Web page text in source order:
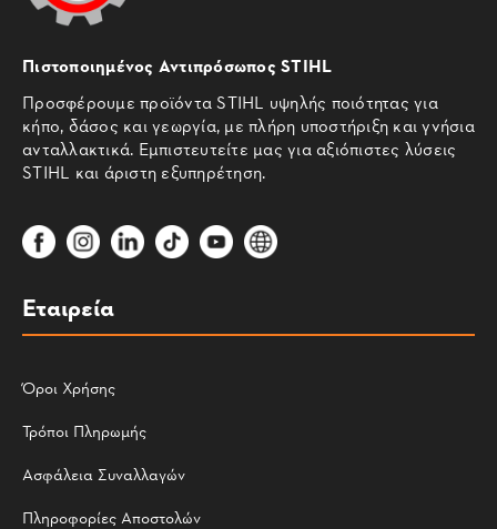
Πιστοποιημένος Αντιπρόσωπος STIHL
Προσφέρουμε προϊόντα STIHL υψηλής ποιότητας για
κήπο, δάσος και γεωργία, με πλήρη υποστήριξη και γνήσια
ανταλλακτικά. Εμπιστευτείτε μας για αξιόπιστες λύσεις
STIHL και άριστη εξυπηρέτηση.
Εταιρεία
Όροι Χρήσης
Τρόποι Πληρωμής
Ασφάλεια Συναλλαγών
Πληροφορίες Αποστολών